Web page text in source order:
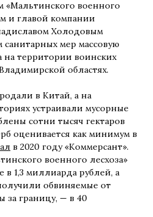
«Мальтинского военного
и главой компании
Холодовым
мер массовую
на территории воинских
областях.
в Китай, а на
устраивали мусорные
сотни тысяч гектаров
оценивается как минимум в
в 2020 году «Коммерсант».
военного лесхоза»
1,3 миллиарда рублей, а
обвиняемые от
за границу, — в 40